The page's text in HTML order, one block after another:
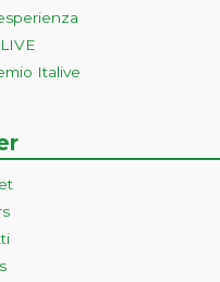
Italive